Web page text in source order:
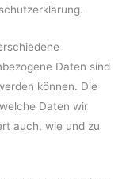
Daten sind
können. Die
Daten wir
auch, wie und zu